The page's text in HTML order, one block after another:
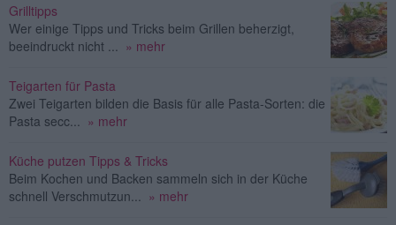
Grilltipps
Wer einige Tipps und Tricks beim Grillen beherzigt,
beeindruckt nicht ...
» mehr
Teigarten für Pasta
Zwei Teigarten bilden die Basis für alle Pasta-Sorten: die
Pasta secc...
» mehr
Küche putzen Tipps & Tricks
Beim Kochen und Backen sammeln sich in der Küche
schnell Verschmutzun...
» mehr